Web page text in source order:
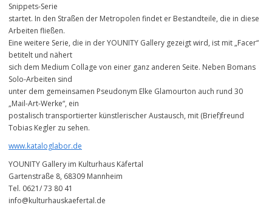
Snippets-Serie
startet. In den Straßen der Metropolen findet er Bestandteile, die in diese
Arbeiten fließen.
Eine weitere Serie, die in der YOUNITY Gallery gezeigt wird, ist mit „Facer“
betitelt und nähert
sich dem Medium Collage von einer ganz anderen Seite. Neben Bomans
Solo-Arbeiten sind
unter dem gemeinsamen Pseudonym Elke Glamourton auch rund 30
„Mail-Art-Werke“, ein
postalisch transportierter künstlerischer Austausch, mit (Brief)freund
Tobias Kegler zu sehen.
www.kataloglabor.de
YOUNITY Gallery im Kulturhaus Käfertal
Gartenstraße 8, 68309 Mannheim
Tel. 0621/ 73 80 41
info@kulturhauskaefertal.de